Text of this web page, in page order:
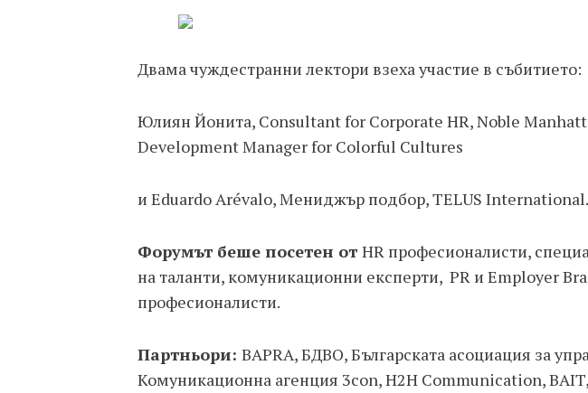
Двама чуждестранни лектори взеха участие в събитието:
Юлиян Йонита, Consultant for Corporate HR, Noble
Development Manager for Colorful Cultures
и Eduardo Arévalo, Мениджър подбор, TELUS International.
Форумът беше посетен от HR професионалисти,
на таланти, комуникационни експерти, PR и Employer
професионалисти.
Партньори: BAPRA, БДВО, Българската асоциация за
Комуникационна агенция 3con, H2H Communication,